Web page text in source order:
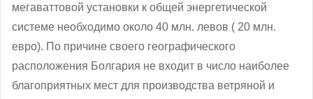
мегаваттовой установки к общей энергетической
системе необходимо около 40 млн. левов ( 20 млн.
евро). По причине своего географического
расположения Болгария не входит в число наиболее
благоприятных мест для производства ветряной и